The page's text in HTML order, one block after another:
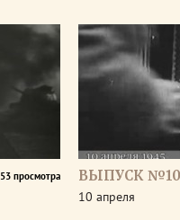
53 просмотра ВЫПУСК
10 апреля